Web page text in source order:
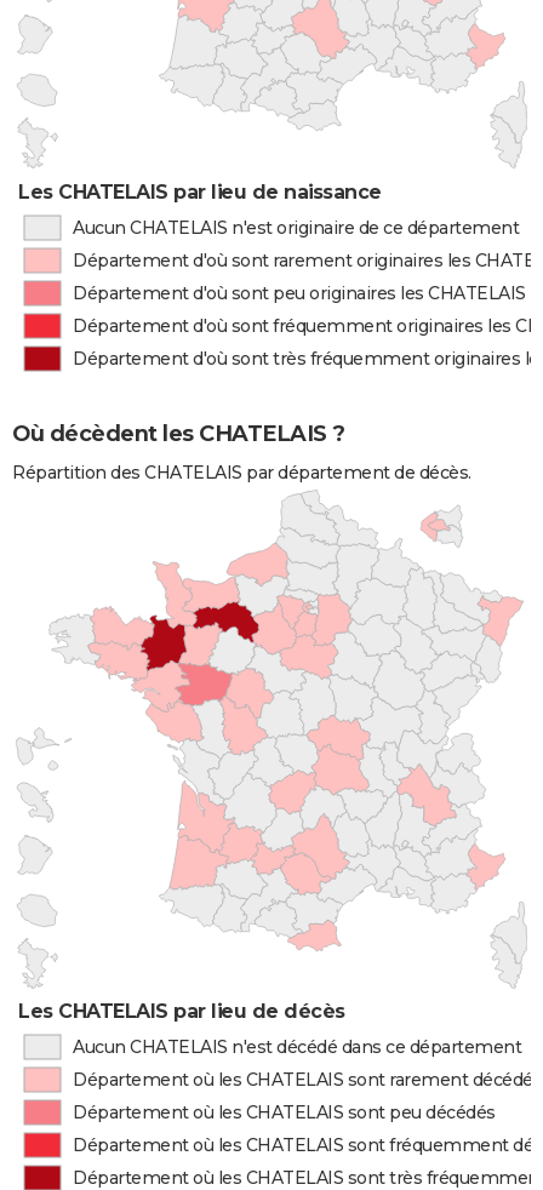
Les CHATELAIS par lieu de naissance
Aucun CHATELAIS n'est originaire de ce département
Département d'où sont rarement originaires les
Département d'où sont peu originaires les CHATELAIS
Département d'où sont fréquemment originaires les
Département d'où sont très fréquemment originaires
Où décèdent les CHATELAIS ?
Répartition des CHATELAIS par département de décès.
Les CHATELAIS par lieu de décès
Aucun CHATELAIS n'est décédé dans ce département
Département où les CHATELAIS sont rarement décédés
Département où les CHATELAIS sont peu décédés
Département où les CHATELAIS sont fréquemment
Département où les CHATELAIS sont très